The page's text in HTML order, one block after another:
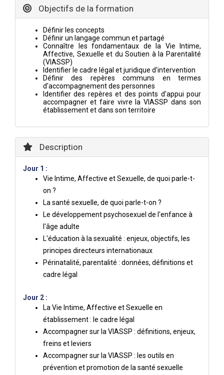
Objectifs de la formation
Définir les concepts
Définir un langage commun et partagé
Connaître les fondamentaux de la Vie Intime,
Affective, Sexuelle et du Soutien à la Parentalité
(VIASSP)
Identifier le cadre légal et juridique d'intervention
Définir des repères communs en termes
d'accompagnement des personnes
Identifier des repères et des points d'appui pour
accompagner et faire vivre la VIASSP dans son
établissement et dans son territoire
Description
Jour 1 :
Vie Intime, Affective et Sexuelle, de quoi parle-t-
on ?
La santé sexuelle, de quoi parle-t-on ?
Le développement psychosexuel de l'enfance à
l'âge adulte
L'éducation à la sexualité : enjeux, objectifs, les
principes directeurs internationaux
Périnatalité, parentalité : données, définitions et
cadre légal
Jour 2 :
La Vie Intime, Affective et Sexuelle en
établissement : le cadre légal
Accompagner sur la VIASSP : définitions, enjeux,
freins et leviers
Accompagner sur la VIASSP : les outils en
prévention et promotion de la santé sexuelle